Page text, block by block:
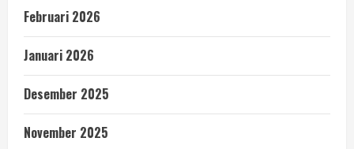
Februari 2026
Januari 2026
Desember 2025
November 2025